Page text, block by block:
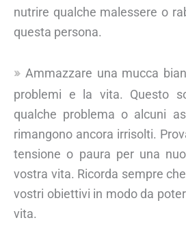
nutrire qualche malessere o
questa persona.
Ammazzare una mucca
problemi e la vita. Questo
qualche problema o alcuni
rimangono ancora irrisolti.
tensione o paura per una
vostra vita. Ricorda sempre
vostri obiettivi in modo da
vita.